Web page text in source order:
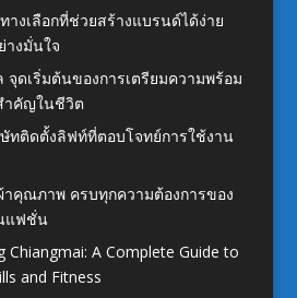
างเลือกที่ช่วยสร้างแบรนด์ได้ง่าย
างมั่นใจ
จุดเริ่มต้นของการเตรียมความพร้อม
ำคัญในชีวิต
ทติดตั้งลิฟท์ที่ตอบโจทย์การใช้งาน
าคุณภาพ ครบทุกความต้องการของ
แฟชั่น
Chiangmai: A Complete Guide to
and Fitness